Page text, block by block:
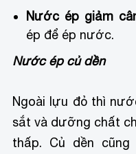
Nước ép giảm
ép để ép nước.
Nước ép củ dền
Ngoài lựu đỏ thì
sắt và dưỡng chất
thấp. Củ dền